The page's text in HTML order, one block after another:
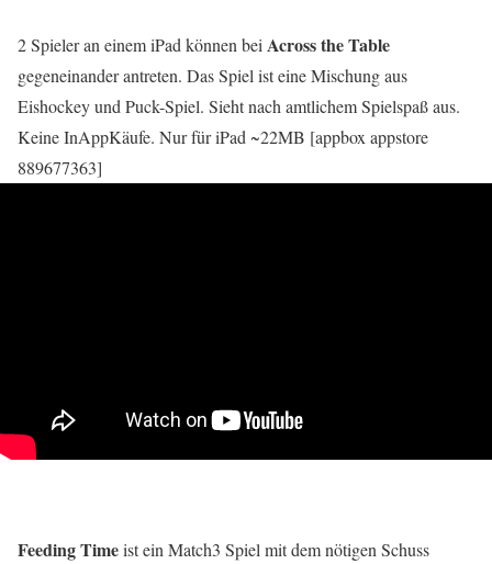
2 Spieler an einem iPad können bei Across the Table
gegeneinander antreten. Das Spiel ist eine Mischung aus
Eishockey und Puck-Spiel. Sieht nach amtlichem Spielspaß aus.
Keine InAppKäufe. Nur für iPad ~22MB [appbox appstore
889677363]
Feeding Timeist ein Match3 Spiel mit dem nötigen Schuss